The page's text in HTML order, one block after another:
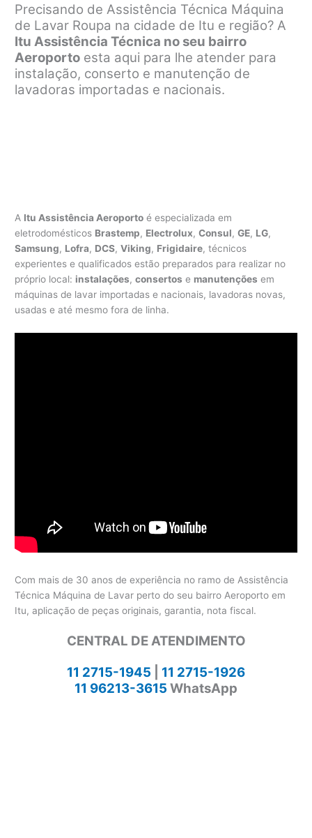
Precisando de Assistência Técnica Máquina
de Lavar Roupa na cidade de Itu e região? A
Itu Assistência Técnica no seu bairro
Aeroporto esta aqui para lhe atender para
instalação, conserto e manutenção de
lavadoras importadas e nacionais.
A Itu Assistência Aeroporto é especializada em
eletrodomésticos Brastemp, Electrolux,Consul,GE, LG,
Samsung, Lofra, DCS,Viking, Frigidaire, técnicos
experientes e qualificados estão preparados para realizar no
próprio local: instalações,consertos e manutenções em
máquinas de lavar importadas e nacionais, lavadoras novas,
usadas e até mesmo fora de linha.
Com mais de 30 anos de experiência no ramo de Assistência
Técnica Máquina de Lavar perto do seu bairro Aeroporto em
Itu, aplicação de peças originais, garantia, nota fiscal.
CENTRAL DE ATENDIMENTO
11 2715-1945
11 2715-1926
11 96213-3615 WhatsApp